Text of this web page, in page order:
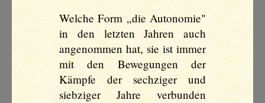
Welche Form „die Autonomie"
in den letzten Jahren auch
angenommen hat, sie ist immer
mit den Bewegungen der
Kämpfe der sechziger und
siebziger Jahre verbunden